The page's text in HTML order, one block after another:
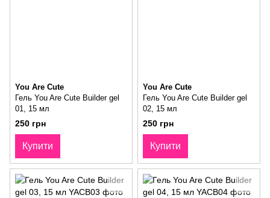
You Are Cute
Гель You Are Cute Builder gel
01, 15 мл
250 грн
Купити
You Are Cute
Гель You Are Cute Builder gel
02, 15 мл
250 грн
Купити